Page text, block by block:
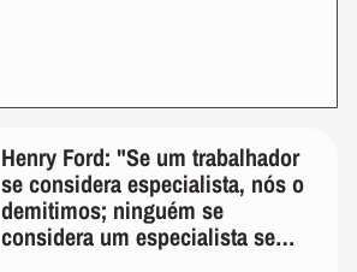
Henry Ford: "Se um trabalhador
se considera especialista, nós o
demitimos; ninguém se
considera um especialista se